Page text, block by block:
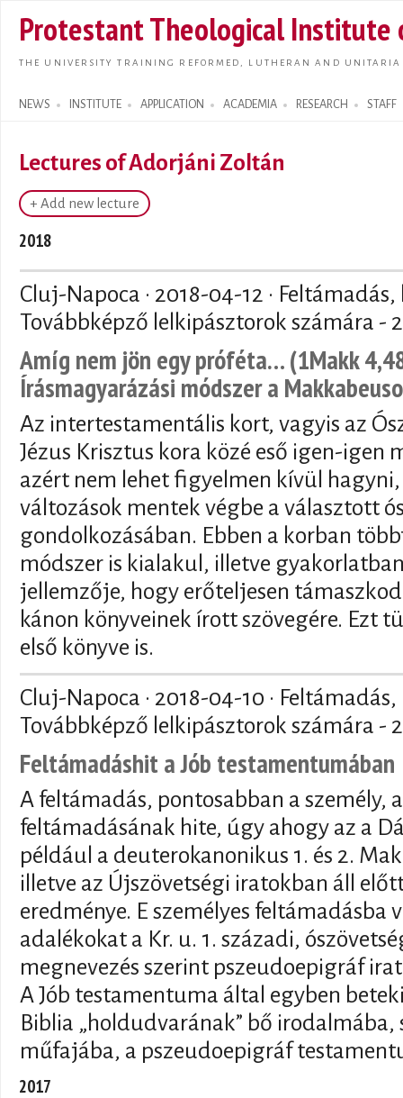
main
Protestant Theological Institute
THE UNIVERSITY TRAINING REFORMED, LUTHERAN AND
NEWS INSTITUTE APPLICATION ACADEMIA RESEARCH STAFF
Search form
Lectures of Adorjáni Zoltán
+ Add new lecture
2018
Cluj-Napoca · 2018-04-12 ·
Továbbképző lelkipásztorok számára -
Amíg nem jön egy próféta… (1Makk
Írásmagyarázási módszer a
Az intertestamentális kort, vagyis az
Jézus Krisztus kora közé eső igen-igen
azért nem lehet figyelmen kívül
változások mentek végbe a választott
gondolkozásában. Ebben a korban
módszer is kialakul, illetve
jellemzője, hogy erőteljesen
kánon könyveinek írott szövegére. Ezt
első könyve is.
Cluj-Napoca · 2018-04-10 ·
Továbbképző lelkipásztorok számára -
Feltámadáshit a Jób testamentumában
A feltámadás, pontosabban a személy,
feltámadásának hite, úgy ahogy az a
például a deuterokanonikus 1. és 2.
illetve az Újszövetségi iratokban áll
eredménye. E személyes
adalékokat a Kr. u. 1. századi,
megnevezés szerint pszeudoepigráf
A Jób testamentuma által egyben
Biblia „holdudvarának” bő
műfajába, a pszeudoepigráf
2017